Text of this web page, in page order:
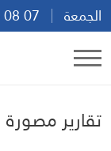
الجمعة
تقارير مصورة